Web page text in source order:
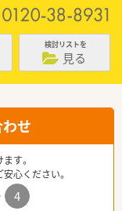
検討リストを
見る
せ
す。
心ください。
4